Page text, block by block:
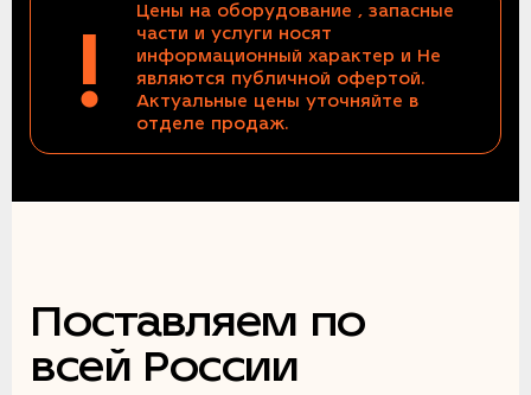
!
Цены на оборудование , запасные
части и услуги носят
информационный характер и Не
являются публичной офертой.
Актуальные цены уточняйте в
отделе продаж.
Поставляем по
всей России